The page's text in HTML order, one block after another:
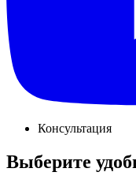
Консультация
Выберите